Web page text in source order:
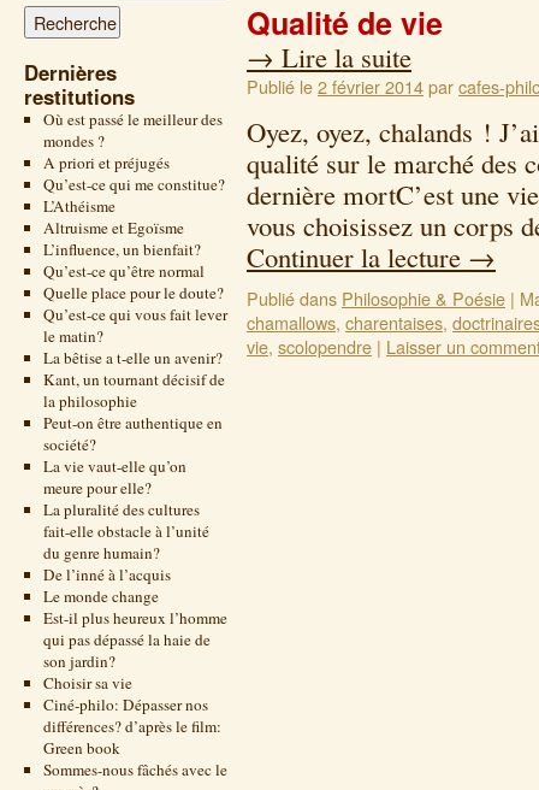
Dernières
restitutions
Où est passé le meilleur des
mondes ?
A priori et préjugés
Qu’est-ce qui me constitue?
L’Athéisme
Altruisme et Egoïsme
L’influence, un bienfait?
Qu’est-ce qu’être normal
Quelle place pour le doute?
Qu’est-ce qui vous fait lever
le matin?
La bêtise a t-elle un avenir?
Kant, un tournant décisif de
la philosophie
Peut-on être authentique en
société?
La vie vaut-elle qu’on
meure pour elle?
La pluralité des cultures
fait-elle obstacle à l’unité
du genre humain?
De l’inné à l’acquis
Le monde change
Est-il plus heureux l’homme
qui pas dépassé la haie de
son jardin?
Choisir sa vie
Ciné-philo: Dépasser nos
différences? d’après le film:
Green book
Sommes-nous fâchés avec le
Qualité de vie
→ Lire la suite
Publié le2 février 2014parcafes-
Oyez, oyez, chalands !
qualité sur le marché des
dernière mortC’est une
vous choisissez un corps
Continuer la lecture →
Publié dans Philosophie & Poésie |
chamallows, charentaises,
vie, scolopendre | Laisser un